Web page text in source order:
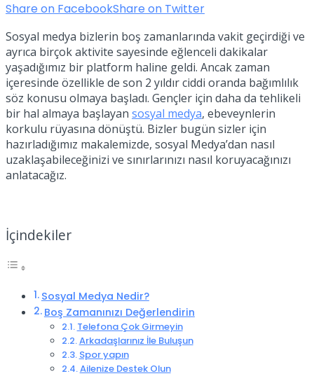
Share on FacebookShare on Twitter
Sosyal medya bizlerin boş zamanlarında vakit geçirdiği ve
ayrıca birçok aktivite sayesinde eğlenceli dakikalar
yaşadığımız bir platform haline geldi. Ancak zaman
içeresinde özellikle de son 2 yıldır ciddi oranda bağımlılık
söz konusu olmaya başladı. Gençler için daha da tehlikeli
bir hal almaya başlayan sosyal medya, ebeveynlerin
korkulu rüyasına dönüştü. Bizler bugün sizler için
hazırladığımız makalemizde, sosyal Medya’dan nasıl
uzaklaşabileceğinizi ve sınırlarınızı nasıl koruyacağınızı
anlatacağız.
İçindekiler
Sosyal Medya Nedir?
Boş Zamanınızı Değerlendirin
Telefona Çok Girmeyin
Arkadaşlarınız İle Buluşun
Spor yapın
Ailenize Destek Olun